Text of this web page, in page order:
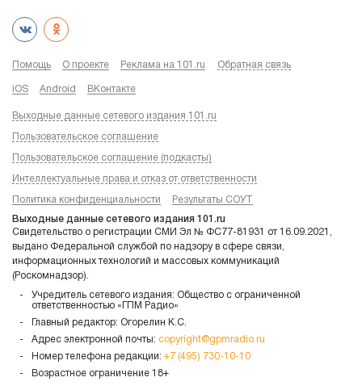
Помощь О проекте Реклама на 101.ru Обратная связь
iOS Android ВКонтакте
Выходные данные сетевого издания 101.ru
Пользовательское соглашение
Пользовательское соглашение (подкасты)
Интеллектуальные права и отказ от ответственности
Политика конфиденциальности Результаты СОУТ
Выходные данные сетевого издания 101.ru
Свидетельство о регистрации СМИ Эл № ФС77-81931 от 16.09.2021,
выдано Федеральной службой по надзору в сфере связи,
информационных технологий и массовых коммуникаций
(Роскомнадзор).
Учредитель сетевого издания: Общество с ограниченной
ответственностью «ГПМ Радио»
Главный редактор: Огорелин К.С.
Адрес электронной почты: copyright@gpmradio.ru
Номер телефона редакции: +7 (495) 730-10-10
Возрастное ограничение 18+